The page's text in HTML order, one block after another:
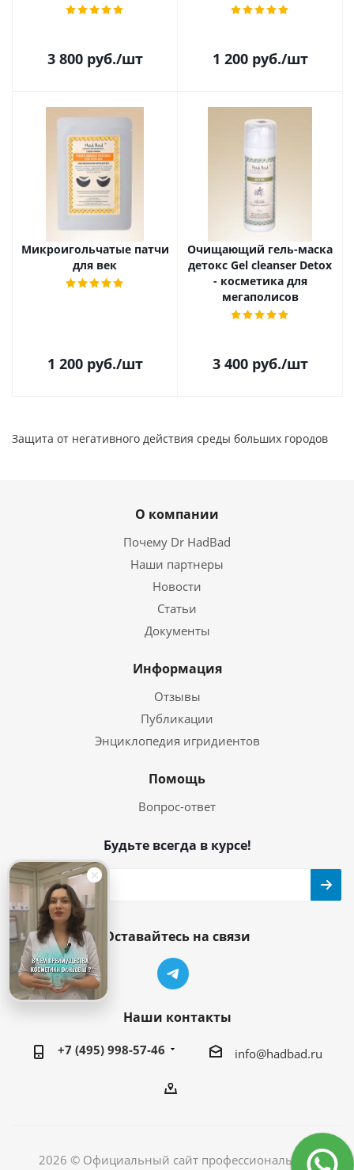
3 800руб./шт 1 200руб./шт
Микроигольчатые патчи
для век
1 200руб./шт
Очищающий гель-маска
детокс Gel cleanser Detox
- косметика для
мегаполисов
3 400руб./шт
Защита от негативного действия среды больших городов
О компании
Почему Dr HadBad
Наши партнеры
Новости
Статьи
Документы
Информация
Отзывы
Публикации
Энциклопедия игридиентов
Помощь
Вопрос-ответ
Будьте всегда в курсе!
Оставайтесь на связи
Наши контакты
+7 (495) 998-57-46 info@hadbad.ru
2026 © Официальный сайт профессиональной